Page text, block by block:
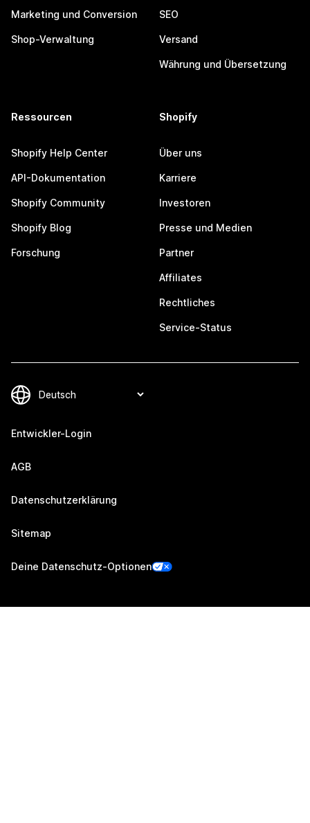
Marketing und Conversion
Shop-Verwaltung
SEO
Versand
Währung und Übersetzung
Ressourcen
Shopify Help Center
API-Dokumentation
Shopify Community
Shopify Blog
Forschung
Shopify
Über uns
Karriere
Investoren
Presse und Medien
Partner
Affiliates
Rechtliches
Service-Status
Entwickler-Login
AGB
Datenschutzerklärung
Sitemap
Deine Datenschutz-Optionen